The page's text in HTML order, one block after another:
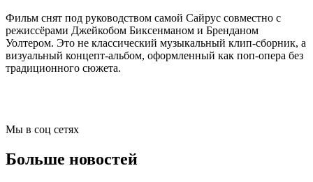
Фильм снят под руководством самой Сайрус совместно с
режиссёрами Джейкобом Биксенманом и Бренданом
Уолтером. Это не классический музыкальный клип-сборник, а
визуальный концепт-альбом, оформленный как поп-опера без
традиционного сюжета.
Мы в соц сетях
Больше новостей